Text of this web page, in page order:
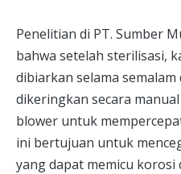
Penelitian di PT. Sumber
bahwa setelah sterilisasi,
dibiarkan selama
dikeringkan secara
blower untuk
ini bertujuan untuk
yang dapat memicu